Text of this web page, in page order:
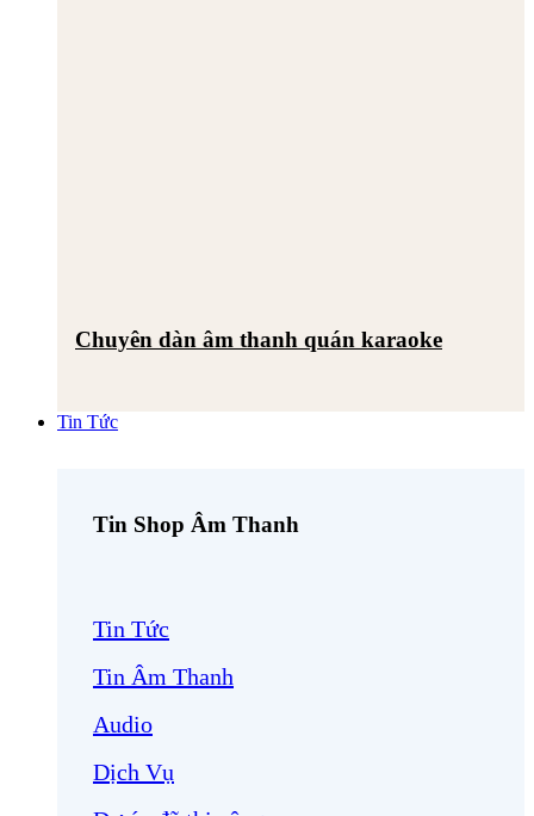
Chuyên dàn âm thanh quán karaoke
Tin Tức
Tin Shop Âm Thanh
Tin Tức
Tin Âm Thanh
Audio
Dịch Vụ